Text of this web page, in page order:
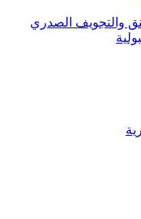
والتجويف الصدري